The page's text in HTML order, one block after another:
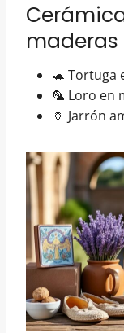
🐢 Tortuga
🦜 Loro en
🏺 Jarrón